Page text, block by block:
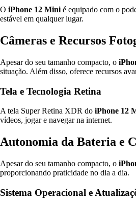
O iPhone 12 Mini é equipado com o
estável em qualquer lugar.
Câmeras e Recursos
Apesar do seu tamanho compacto, o
situação. Além disso, oferece recursos
Tela e Tecnologia Retina
A tela Super Retina XDR do iPhone 12
vídeos, jogar e navegar na internet.
Autonomia da Bateria e
Apesar do seu tamanho compacto, o
proporcionando praticidade no dia a dia.
Sistema Operacional e